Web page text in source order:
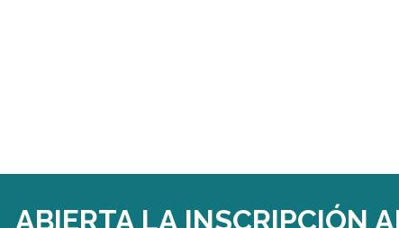
ABIERTA LA INSCRIPCIÓN